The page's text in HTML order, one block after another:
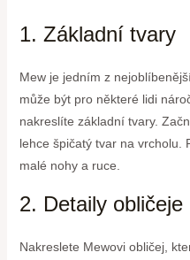
1. Základní tvary
Mew je jedním z
může být pro některé lidi
nakreslíte základní tvary.
lehce špičatý tvar na vrcholu.
malé nohy a ruce.
2. Detaily obličeje
Nakreslete Mewovi obličej,